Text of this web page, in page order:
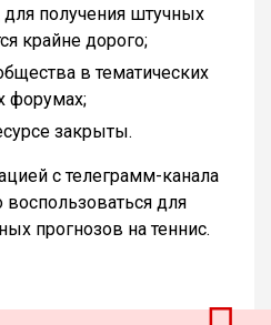
получения штучных
крайне дорого;
в тематических
форумах;
закрыты.
с телеграмм-канала
для
прогнозов на теннис.